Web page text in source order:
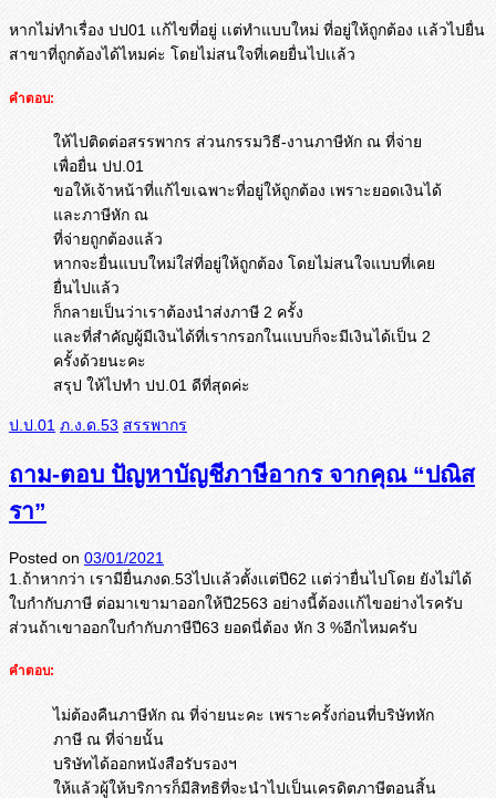
หากไม่ทำเรื่อง ปป01 เเก้ไขที่อยู่ เเต่ทำแบบใหม่ ที่อยู่ให้ถูกต้อง เเล้วไปยื่น
สาขาที่ถูกต้องได้ไหมค่ะ โดยไม่สนใจที่เคยยื่นไปเเล้ว
คำตอบ:
ให้ไปติดต่อสรรพากร ส่วนกรรมวิธี-งานภาษีหัก ณ ที่จ่าย
เพื่อยื่น ปป.01
ขอให้เจ้าหน้าที่แก้ไขเฉพาะที่อยู่ให้ถูกต้อง เพราะยอดเงินได้
และภาษีหัก ณ
ที่จ่ายถูกต้องแล้ว
หากจะยื่นแบบใหม่ใส่ที่อยู่ให้ถูกต้อง โดยไม่สนใจแบบที่เคย
ยื่นไปแล้ว
ก็กลายเป็นว่าเราต้องนำส่งภาษี 2 ครั้ง
และที่สำคัญผู้มีเงินได้ที่เรากรอกในแบบก็จะมีเงินได้เป็น 2
ครั้งด้วยนะคะ
สรุป ให้ไปทำ ปป.01 ดีที่สุดค่ะ
ป.ป.01 ภ.ง.ด.53 สรรพากร
ถาม-ตอบ ปัญหาบัญชีภาษีอากร จากคุณ “ปณิส
รา”
Posted on 03/01/2021
1.ถ้าหากว่า เรามียื่นภงด.53ไปเเล้วตั้งเเต่ปี62 เเต่ว่ายื่นไปโดย ยังไม่ได้
ใบกำกับภาษี ต่อมาเขามาออกให้ปี2563 อย่างนี้ต้องเเก้ไขอย่างไรครับ
ส่วนถ้าเขาออกใบกำกับภาษีปี63 ยอดนี่ต้อง หัก 3 %อีกไหมครับ
คำตอบ:
ไม่ต้องคืนภาษีหัก ณ ที่จ่ายนะคะ เพราะครั้งก่อนที่บริษัทหัก
ภาษี ณ ที่จ่ายนั้น
บริษัทได้ออกหนังสือรับรองฯ
ให้แล้วผู้ให้บริการก็มีสิทธิที่จะนำไปเป็นเครดิตภาษีตอนสิ้น